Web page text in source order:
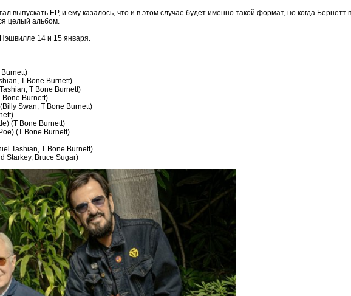
выпускать EP, и ему казалось, что и в этом случае будет именно такой формат, но когда Бернетт
целый альбом.
14 и 15 января.
T Bone Burnett)
T Bone Burnett)
Bone Burnett)
Swan, T Bone Burnett)
(T Bone Burnett)
(T Bone Burnett)
Tashian, T Bone Burnett)
Starkey, Bruce Sugar)